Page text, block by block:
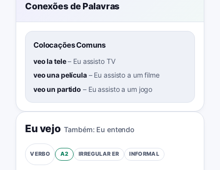
Conexões de Palavras
Colocações Comuns
veo la tele– Eu assisto TV
veo una película– Eu assisto a um filme
veo un partido – Eu assisto a um jogo
Eu vejo Também: Eu entendo
VERBO A2 IRREGULAR ER INFORMAL